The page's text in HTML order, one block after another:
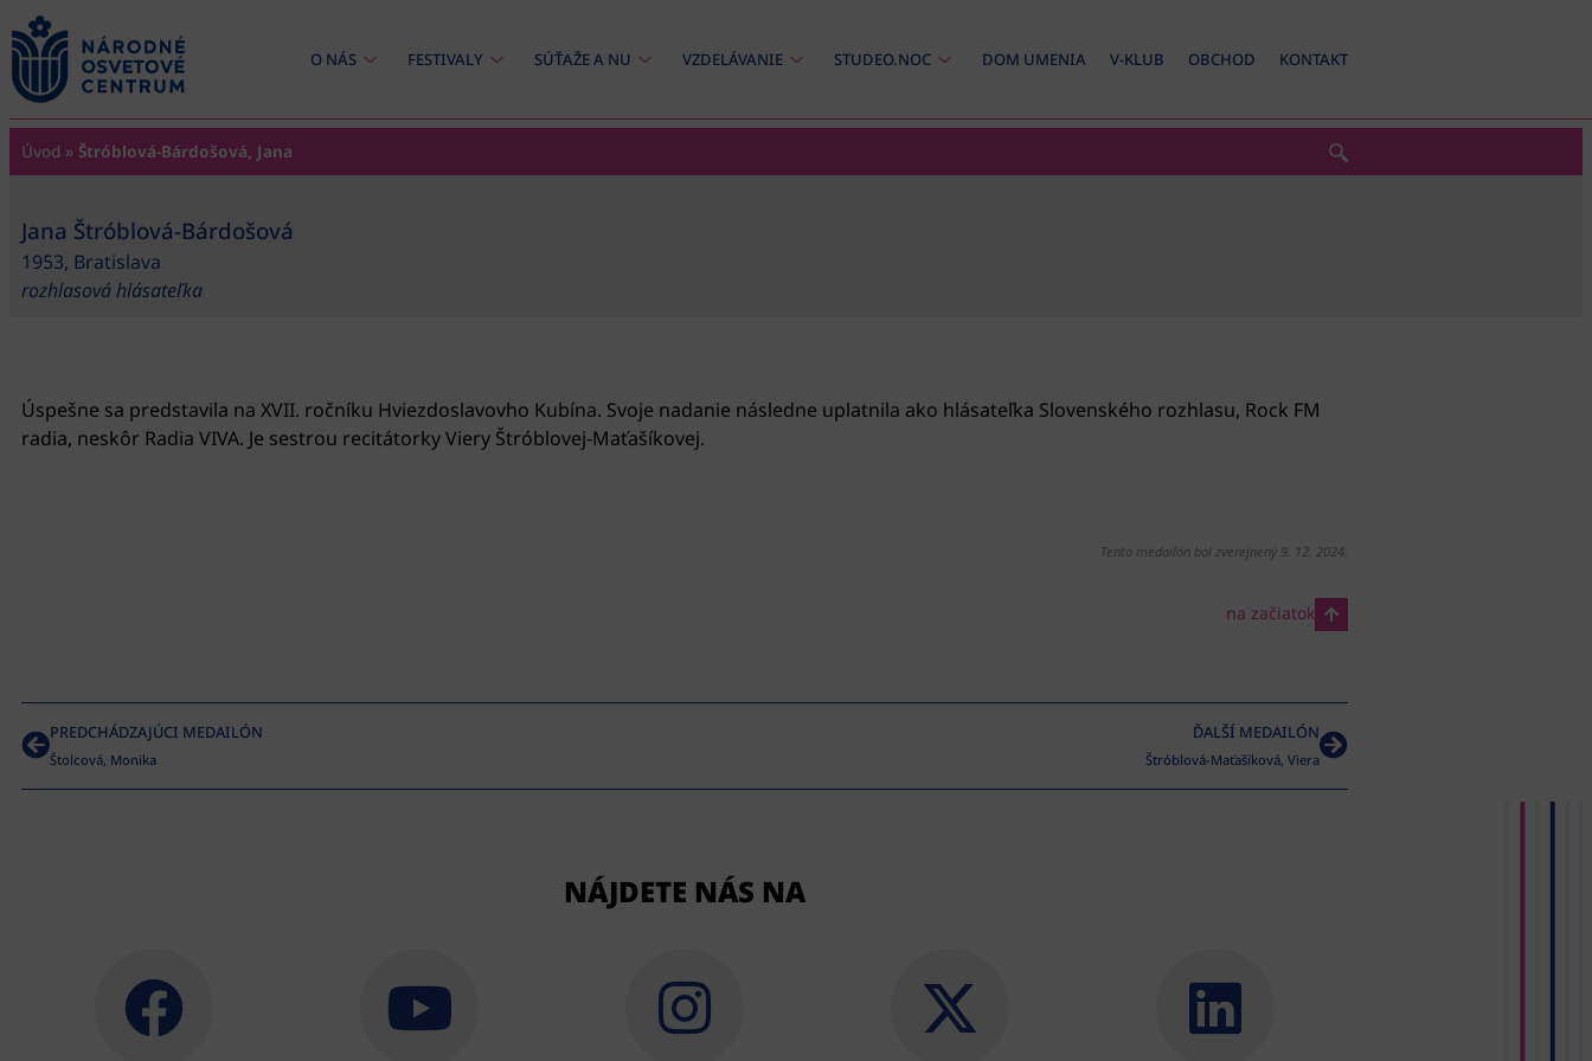
content
O NÁS FESTIVALY SÚŤAŽE A NU VZDELÁVANIE STUDEO.NOC DOM UMENIA V-KLUB OBCHOD KONTAKT
Úvod » Štróblová-Bárdošová, Jana
Jana Štróblová-Bárdošová
1953, Bratislava
rozhlasová hlásateľka
Úspešne sa predstavila na XVII. ročníku Hviezdoslavovho Kubína. Svoje nadanie následne uplatnila ako hlásateľka Slovenského rozhlasu, Rock FM
radia, neskôr Radia VIVA. Je sestrou recitátorky Viery Štróblovej-Maťašíkovej.
Tento medailón bol zverejnený 9. 12. 2024.
na začiatok
PREDCHÁDZAJÚCI MEDAILÓN
Štolcová, Monika
ĎALŠÍ MEDAILÓN
Štróblová-Maťašíková, Viera
NÁJDETE NÁS NA